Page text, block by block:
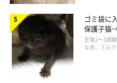
ゴミ袋に
保護子猫
美しい黒
生後2〜3週
な命。ミル